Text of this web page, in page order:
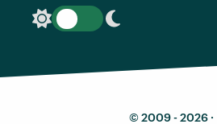
© 2009 - 2026 ·